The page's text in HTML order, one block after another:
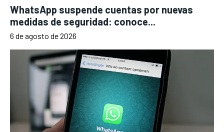
WhatsApp suspende cuentas por nuevas
medidas de seguridad: conoce...
6 de agosto de 2026